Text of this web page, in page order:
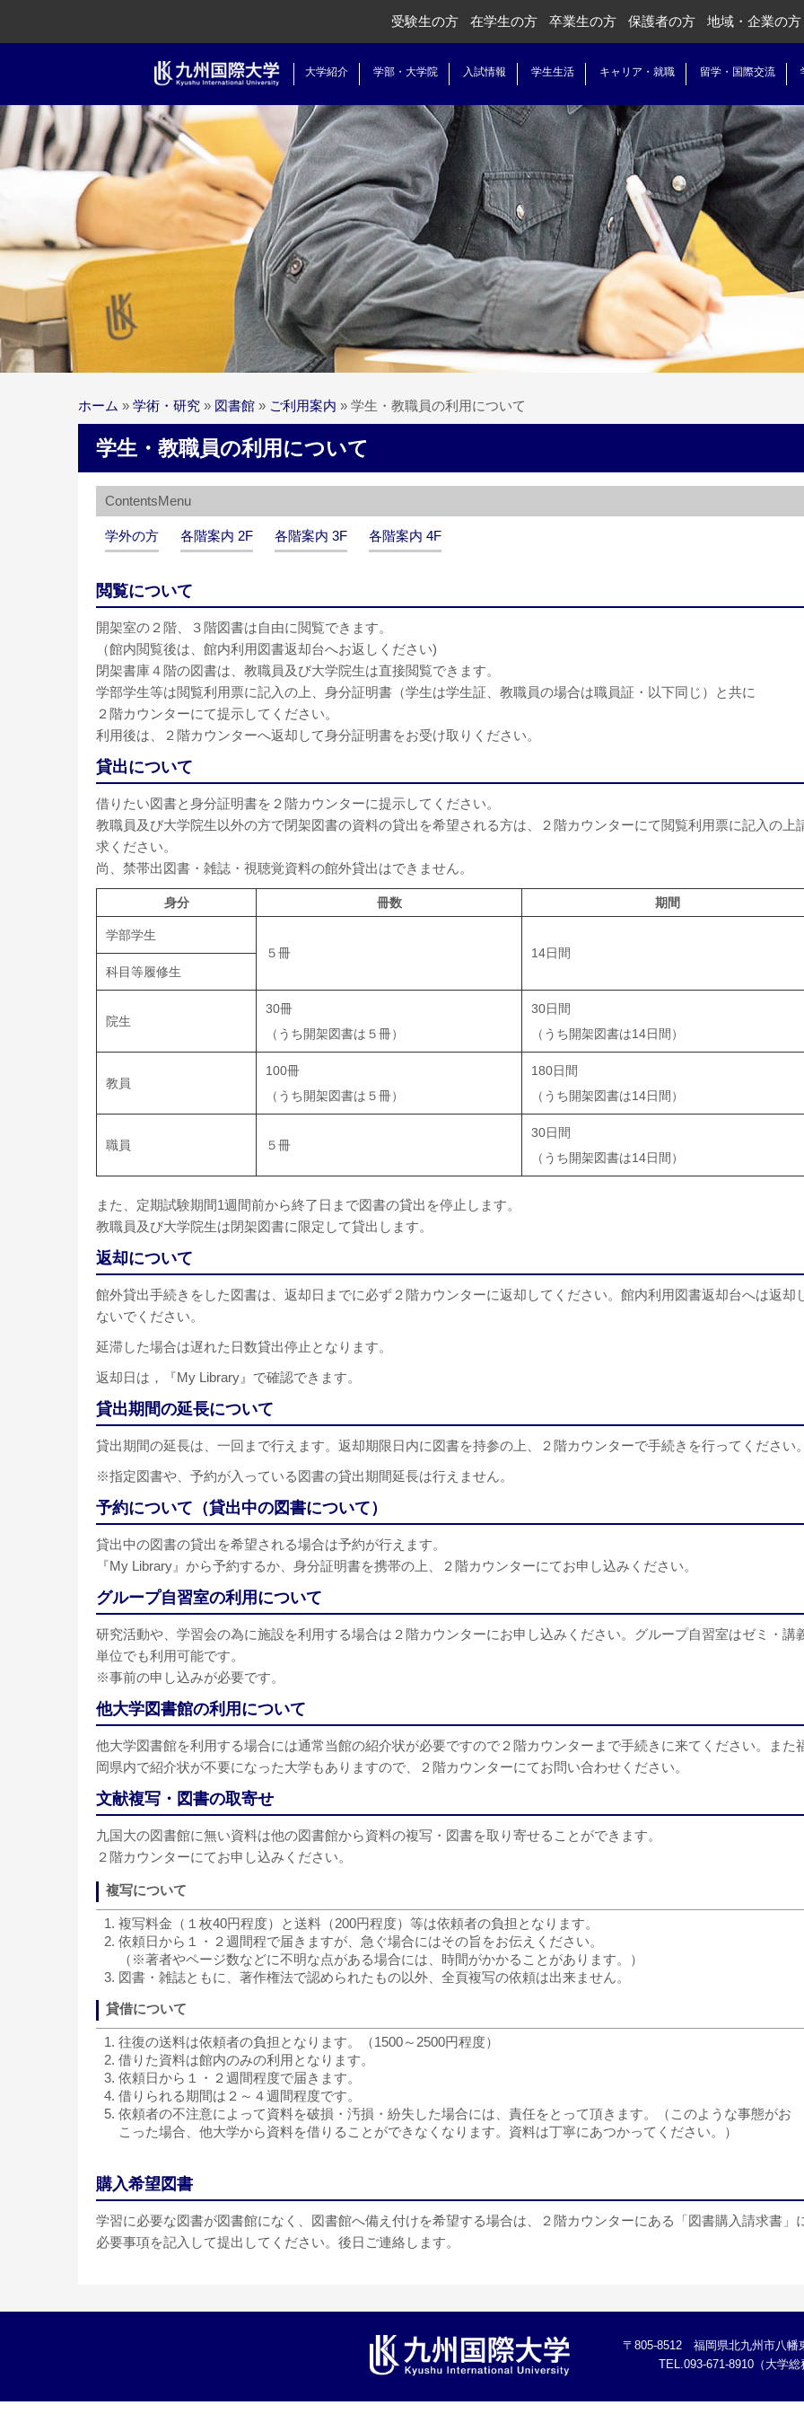
受験生の方 在学生の方 卒業生の方 保護者の方 地域・企業の方
大学紹介 学部・大学院 入試情報 学生生活 キャリア・就職 留学・国際交流
ホーム » 学術・研究 » 図書館 » ご利用案内 » 学生・教職員の利用について
学生・教職員の利用について
学外の方 各階案内 2F 各階案内 3F 各階案内 4F
閲覧について
開架室の２階、３階図書は自由に閲覧できます。
（館内閲覧後は、館内利用図書返却台へお返しください)
閉架書庫４階の図書は、教職員及び大学院生は直接閲覧できます。
学部学生等は閲覧利用票に記入の上、身分証明書（学生は学生証、教職員の場合は職員証・以下同じ）と共に
２階カウンターにて提示してください。
利用後は、２階カウンターへ返却して身分証明書をお受け取りください。
貸出について
借りたい図書と身分証明書を２階カウンターに提示してください。
教職員及び大学院生以外の方で閉架図書の資料の貸出を希望される方は、２階カウンターにて閲覧利用票に記入の上
求ください。
尚、禁帯出図書・雑誌・視聴覚資料の館外貸出はできません。
身分 冊数 期間
学部学生
５冊
14日間
科目等履修生
院生
30冊
（うち開架図書は５冊）
30日間
（うち開架図書は14日間）
教員
100冊
（うち開架図書は５冊）
180日間
（うち開架図書は14日間）
職員 ５冊
30日間
（うち開架図書は14日間）
また、定期試験期間1週間前から終了日まで図書の貸出を停止します。
教職員及び大学院生は閉架図書に限定して貸出します。
返却について
館外貸出手続きをした図書は、返却日までに必ず２階カウンターに返却してください。館内利用図書返却台へは返却
ないでください。
延滞した場合は遅れた日数貸出停止となります。
返却日は，『My Library』で確認できます。
貸出期間の延長について
貸出期間の延長は、一回まで行えます。返却期限日内に図書を持参の上、２階カウンターで手続きを行ってください
※指定図書や、予約が入っている図書の貸出期間延長は行えません。
予約について（貸出中の図書について）
貸出中の図書の貸出を希望される場合は予約が行えます。
『My Library』から予約するか、身分証明書を携帯の上、２階カウンターにてお申し込みください。
グループ自習室の利用について
研究活動や、学習会の為に施設を利用する場合は２階カウンターにお申し込みください。グループ自習室はゼミ・講
単位でも利用可能です。
※事前の申し込みが必要です。
他大学図書館の利用について
他大学図書館を利用する場合には通常当館の紹介状が必要ですので２階カウンターまで手続きに来てください。また
岡県内で紹介状が不要になった大学もありますので、２階カウンターにてお問い合わせください。
文献複写・図書の取寄せ
九国大の図書館に無い資料は他の図書館から資料の複写・図書を取り寄せることができます。
２階カウンターにてお申し込みください。
複写について
複写料金（１枚40円程度）と送料（200円程度）等は依頼者の負担となります。
依頼日から１・２週間程で届きますが、急ぐ場合にはその旨をお伝えください。
（※著者やページ数などに不明な点がある場合には、時間がかかることがあります。）
図書・雑誌ともに、著作権法で認められたもの以外、全頁複写の依頼は出来ません。
貸借について
往復の送料は依頼者の負担となります。（1500～2500円程度）
借りた資料は館内のみの利用となります。
依頼日から１・２週間程度で届きます。
借りられる期間は２～４週間程度です。
依頼者の不注意によって資料を破損・汚損・紛失した場合には、責任をとって頂きます。（このような事態がお
こった場合、他大学から資料を借りることができなくなります。資料は丁寧にあつかってください。）
購入希望図書
学習に必要な図書が図書館になく、図書館へ備え付けを希望する場合は、２階カウンターにある「図書購入請求書」
必要事項を記入して提出してください。後日ご連絡します。
〒805-8512 福岡県北九州市八幡
TEL.093-671-8910（大学